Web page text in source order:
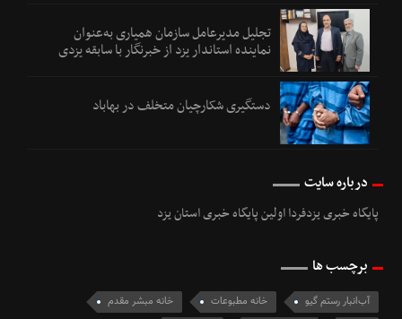
تجلیل مدیرعامل سازمان همیاری به‌عنوان
نماینده استاندار یزد از خبرنگار با سابقه یزدی
دستگیری شکارچیان متخلف در بهاباد
درباره سایت
پایگاه خبری یزدفردا اولین پایگاه خبری استان یزد
برچسب ها
آب‌انبار رستم گیو خانه مطبوعات خانه مبشر مقدم